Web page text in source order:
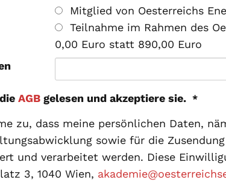
Mitglied von Oesterreichs
Teilnahme im Rahmen des
0,00 Euro statt 890,00 Euro
AGB gelesen und akzeptiere sie. *
zu, dass meine persönlichen Daten,
sowie für die
und verarbeitet werden. Diese
3, 1040 Wien,